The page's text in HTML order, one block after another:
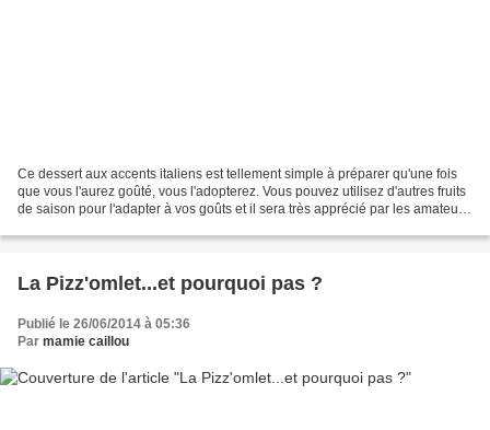
Ce dessert aux accents italiens est tellement simple à préparer qu'une fois
que vous l'aurez goûté, vous l'adopterez. Vous pouvez utilisez d'autres fruits
de saison pour l'adapter à vos goûts et il sera très apprécié par les amateurs
La Pizz'omlet...et pourquoi pas ?
Publié le 26/06/2014 à 05:36
Par mamie caillou